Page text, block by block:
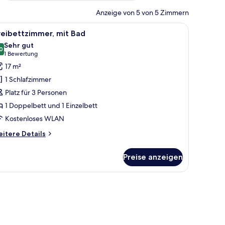
Anzeige von 5 von 5 Zimmern
Computer, Sessel, Fernseher, Wand mit abstrakten Kunstwerken und
Ein Schlafzimmer mit einem Bett, einem
2 mit Bad
von 10
Sehr gut
1 Bewertung
(1
Bewertung)
17 m²
1 Schlafzimmer
Platz für 3 Personen
1 Doppelbett und 1 Einzelbett
Kostenloses WLAN
Details
Preise anzeigen
Oberlicht und einem Nachttisch mit Lampe.